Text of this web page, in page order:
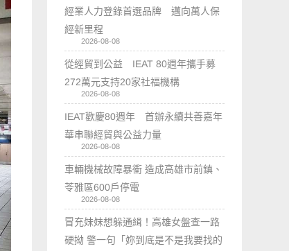
經業人力登錄首選品牌 邁向萬人保
經新里程
2026-08-08
從經貿到公益 IEAT 80週年攜手募
272萬元支持20家社福機構
2026-08-08
IEAT歡慶80週年 首辦永續共善嘉年
華串聯經貿與公益力量
2026-08-08
車輛機械故障暴衝 造成高雄市前鎮、
苓雅區600戶停電
2026-08-08
冒充妹妹想躲通緝！高雄女盤查一路
硬拗 警一句「妳到底是不是我要找的